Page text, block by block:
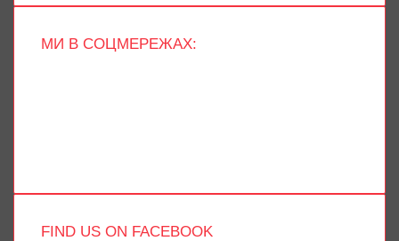
МИ В СОЦМЕРЕЖАХ:
FIND US ON FACEBOOK